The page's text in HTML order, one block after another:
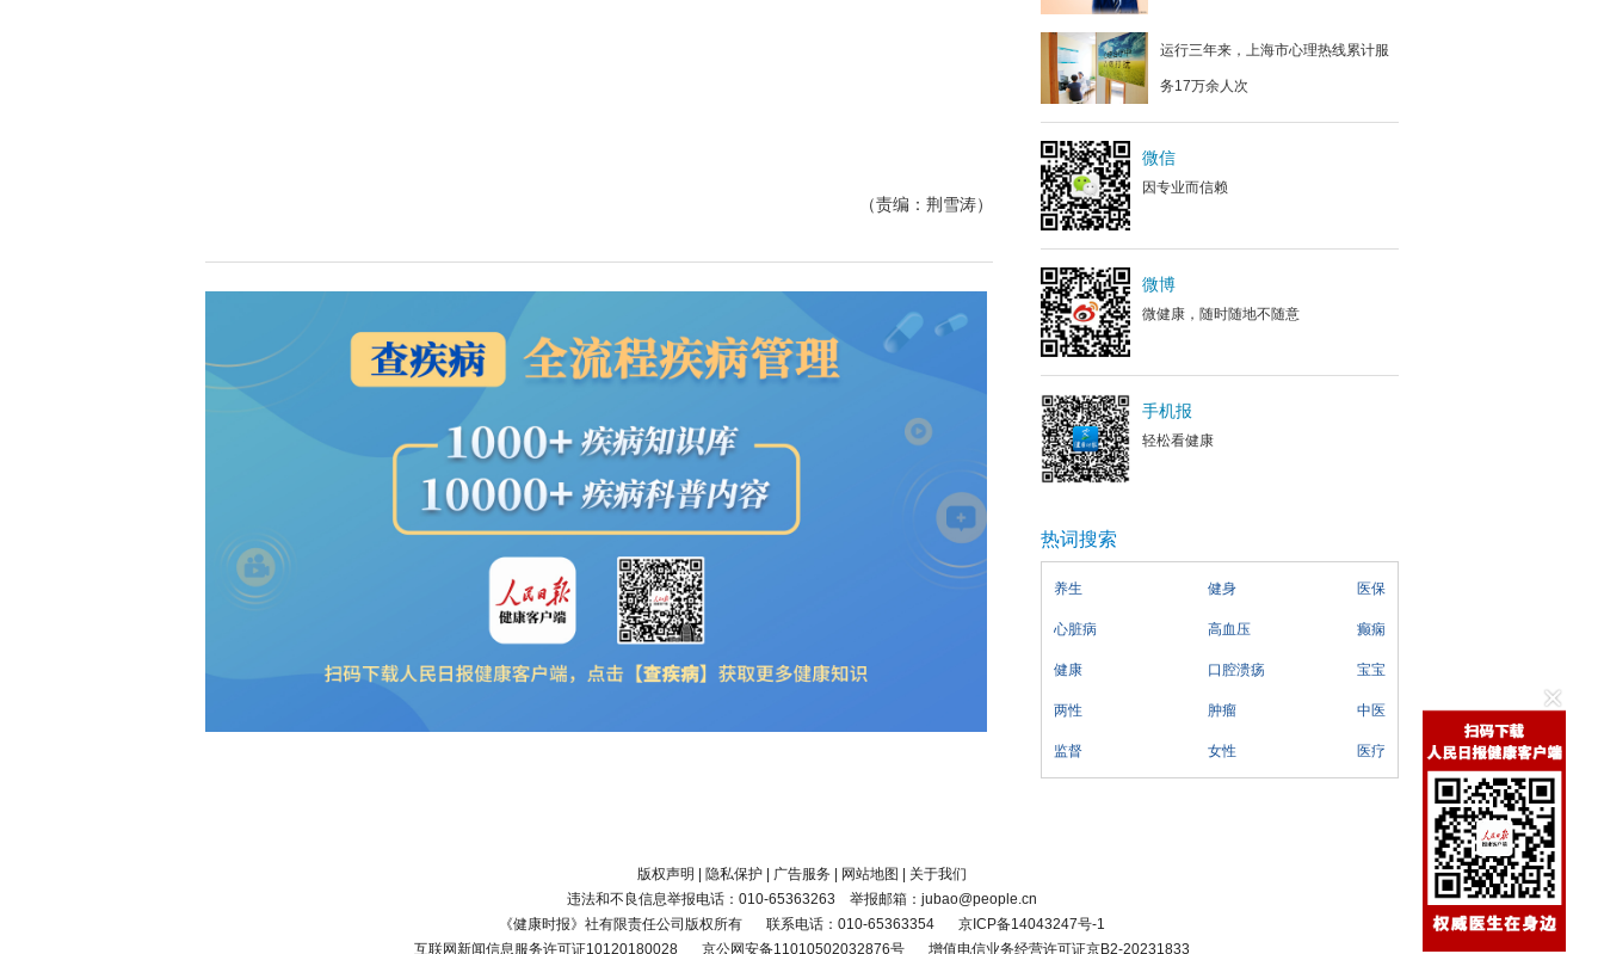
（责编：荆雪涛）
运行三年来，上海市心理热线累计服
务17万余人次
微信
因专业而信赖
微博
微健康，随时随地不随意
手机报
轻松看健康
热词搜索
养生 健身 医保
心脏病 高血压 癫痫
健康 口腔溃疡 宝宝
两性 肿瘤 中医
监督 女性 医疗
版权声明 隐私保护 广告服务 网站地图
关于我们
违法和不良信息举报电话：010-65363263 举报邮箱：jubao@people.cn
《健康时报》社有限责任公司版权所有
联系电话：010-65363354
京ICP备14043247号-1
互联网新闻信息服务许可证10120180028
京公网安备11010502032876号 增值电信业务经营许可证京B2-20231833